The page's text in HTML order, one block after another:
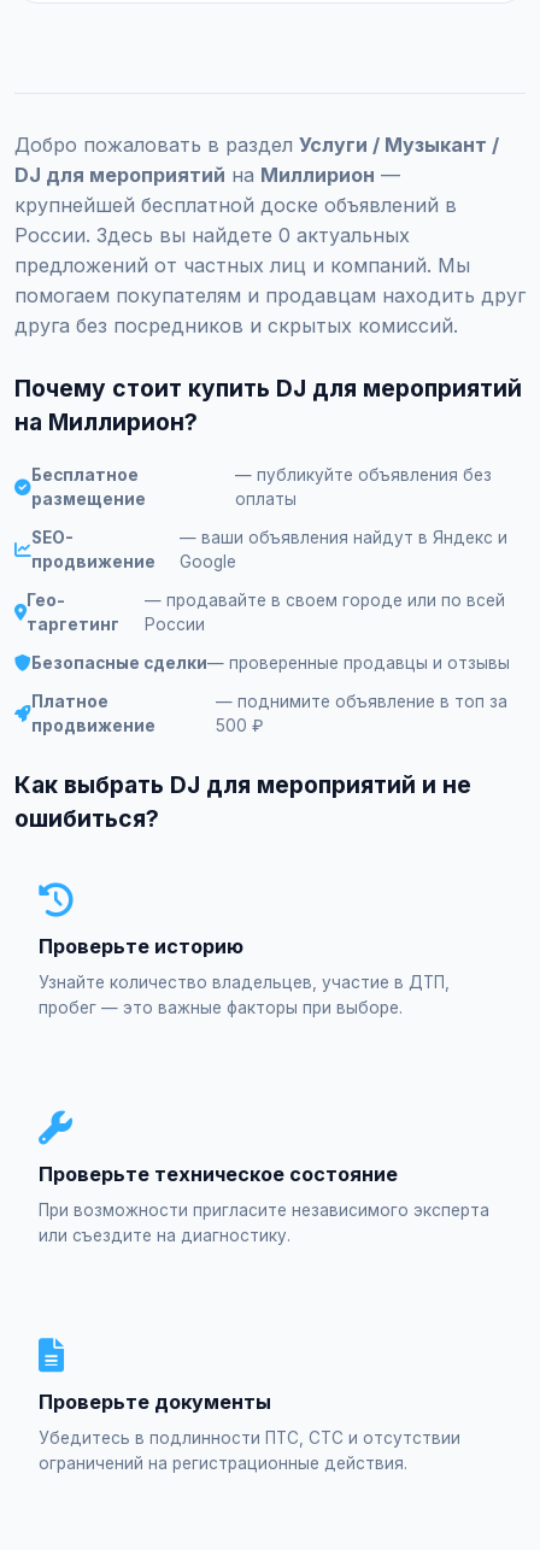
Добро пожаловать в раздел Услуги / Музыкант /
DJ для мероприятий на Миллирион —
крупнейшей бесплатной доске объявлений в
России. Здесь вы найдете 0 актуальных
предложений от частных лиц и компаний. Мы
помогаем покупателям и продавцам находить друг
друга без посредников и скрытых комиссий.
Почему стоит купить DJ для мероприятий
на Миллирион?
Бесплатное
размещение
— публикуйте объявления без
оплаты
SEO-
продвижение
— ваши объявления найдут в Яндекс и
Google
Гео-
таргетинг
— продавайте в своем городе или по всей
России
Безопасные сделки— проверенные продавцы и отзывы
Платное
продвижение
— поднимите объявление в топ за
500 ₽
Как выбрать DJ для мероприятий и не
ошибиться?
Проверьте историю
Узнайте количество владельцев, участие в ДТП,
пробег — это важные факторы при выборе.
Проверьте техническое состояние
При возможности пригласите независимого эксперта
или съездите на диагностику.
Проверьте документы
Убедитесь в подлинности ПТС, СТС и отсутствии
ограничений на регистрационные действия.